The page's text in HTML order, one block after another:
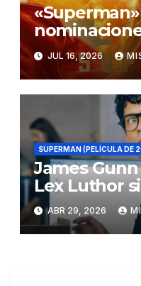
Choice
JUL 16, 2026
SUPERMAN (PELÍCULA DE
James
Lex Luthor
descubrir la
de
ABR 29, 2026